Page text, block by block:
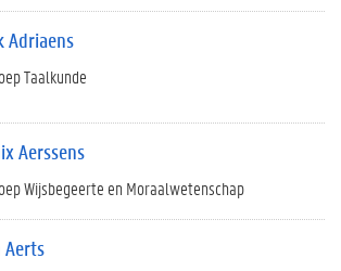
Adriaens
Taalkunde
Aerssens
Wijsbegeerte en Moraalwetenschap
Aerts